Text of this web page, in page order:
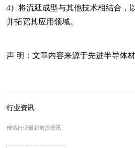
行业资讯
传递行业最新前沿资讯
4）将流延成型与其他技术相结合，
并拓宽其应用领域。
声 明：文章内容来源于先进半导体材